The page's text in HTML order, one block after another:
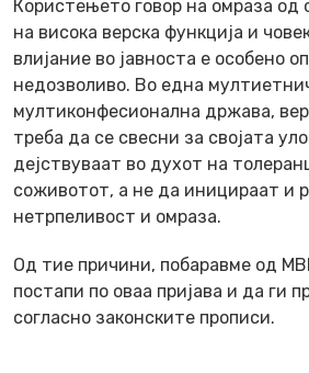
Користењето говор на омраза од
на висока верска функција и
влијание во јавноста е особено
недозволиво. Во една
мултиконфесионална држава,
треба да се свесни за својата
дејствуваат во духот на
соживотот, а не да иницираат и
нетрпеливост и омраза.
Од тие причини, побаравме од
постапи по оваа пријава и да ги
согласно законските прописи.